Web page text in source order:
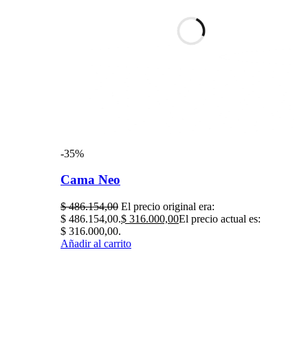
-35%
Cama Neo
$486.154,00 El precio original era:
$ 486.154,00.$ 316.000,00El precio actual es:
$ 316.000,00.
Añadir al carrito